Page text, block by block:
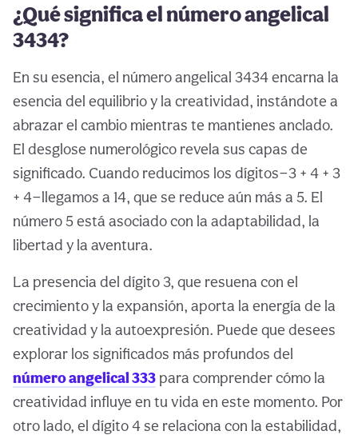
¿Qué significa el número angelical
3434?
En su esencia, el número angelical 3434 encarna la
esencia del equilibrio y la creatividad, instándote a
abrazar el cambio mientras te mantienes anclado.
El desglose numerológico revela sus capas de
significado. Cuando reducimos los dígitos—3 + 4 + 3
+ 4—llegamos a 14, que se reduce aún más a 5. El
número 5 está asociado con la adaptabilidad, la
libertad y la aventura.
La presencia del dígito 3, que resuena con el
crecimiento y la expansión, aporta la energía de la
creatividad y la autoexpresión. Puede que desees
explorar los significados más profundos del
número angelical 333 para comprender cómo la
creatividad influye en tu vida en este momento. Por
otro lado, el dígito 4 se relaciona con la estabilidad,